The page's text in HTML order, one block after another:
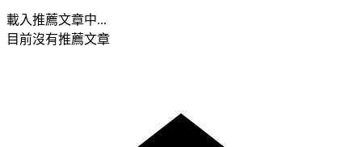
載入推薦文章中...
目前沒有推薦文章